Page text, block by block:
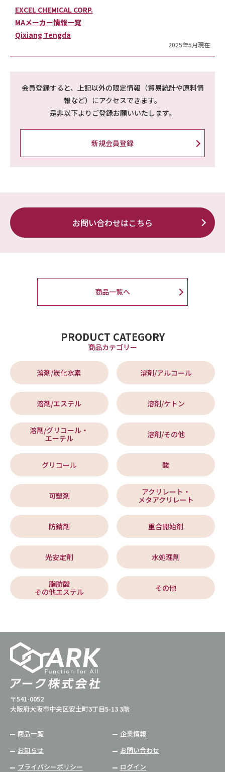
EXCEL CHEMICAL CORP.
MAメーカー情報一覧
Qixiang Tengda
2025年5月現在
会員登録すると、上記以外の限定情報（貿易統計や原料情
報など）にアクセスできます。
是非以下よりご登録お願いいたします。
新規会員登録
お問い合わせはこちら
商品一覧へ
PRODUCT CATEGORY
商品カテゴリー
溶剤/炭化水素 溶剤/アルコール
溶剤/エステル 溶剤/ケトン
溶剤/グリコール・
エーテル
溶剤/その他
グリコール 酸
可塑剤
アクリレート・
メタアクリレート
防錆剤 重合開始剤
光安定剤 水処理剤
脂肪酸
その他エステル
その他
〒541-0052
大阪府大阪市中央区安土町3丁目5-13 3階
商品一覧
企業情報
お知らせ
お問い合わせ
プライバシーポリシー
ログイン